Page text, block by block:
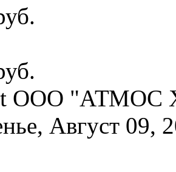
OOO "АТМОС
Август 09,